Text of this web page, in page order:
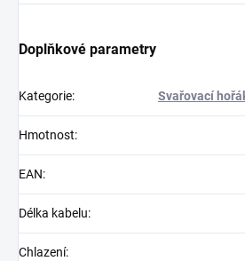
Doplňkové parametry
Kategorie: Svařovací
Hmotnost:
EAN:
Délka kabelu:
Chlazení: